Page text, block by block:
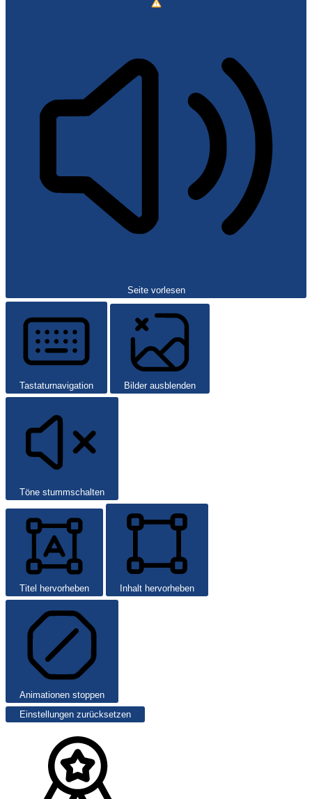
Seite vorlesen
Tastaturnavigation Bilder ausblenden
Töne stummschalten
Titel hervorheben Inhalt hervorheben
Animationen stoppen
Einstellungen zurücksetzen